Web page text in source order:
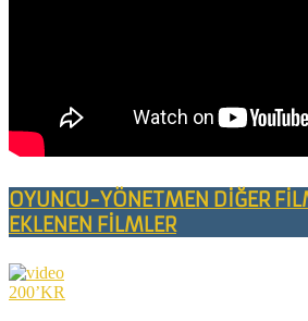
OYUNCU-YÖNETMEN DİĞER
EKLENEN FİLMLER
200’KR